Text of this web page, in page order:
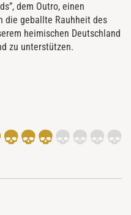
dem Outro, einen
die geballte Rauhheit des
heimischen Deutschland
zu unterstützen.